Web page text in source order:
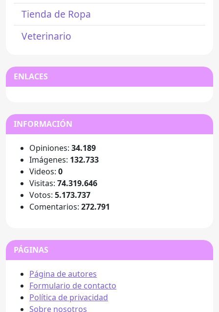
Tienda de Ropa
Veterinario
ENLACES
INFORMACIÓN
Opiniones: 34.189
Imágenes: 132.733
Videos: 0
Visitas: 74.319.646
Votos: 5.173.737
Comentarios: 272.791
PÁGINAS
Página de autores
Formulario de contacto
Política de privacidad
Sobre nosotros